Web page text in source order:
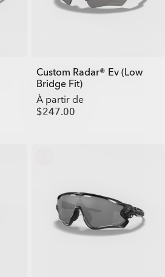
Custom Radar® Ev (Low
Bridge Fit)
À partir de
$247.00